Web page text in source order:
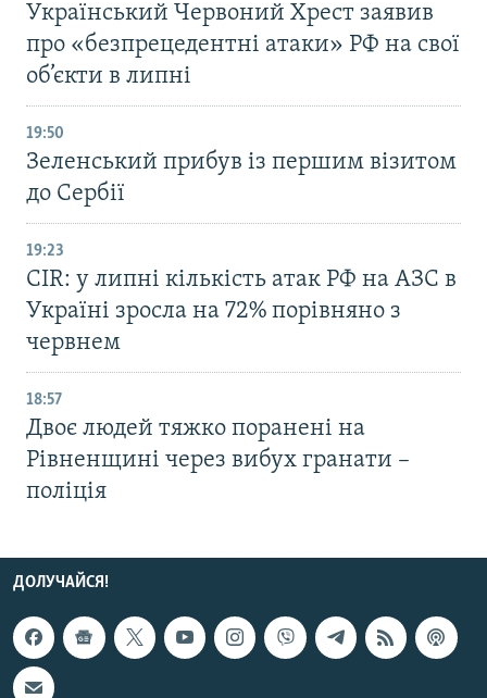
Український Червоний Хрест заявив
про «безпрецедентні атаки» РФ на свої
об’єкти в липні
19:50
Зеленський прибув із першим візитом
до Сербії
19:23
CIR: у липні кількість атак РФ на АЗС в
Україні зросла на 72% порівняно з
червнем
18:57
Двоє людей тяжко поранені на
Рівненщині через вибух гранати –
поліція
ДОЛУЧАЙСЯ!